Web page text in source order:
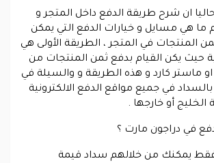
ان شرح طريقة الدفع داخل المتجر و
هي مسايل و خيارات الدفع التي يمكن
المنتجات في المتجر ، الطريقة الأولى هي
حيث يكن القيام بدفع ثمن المنتجات من
او ماستر كارد و هذه الطريقة و والسيلة في
في جميع مواقع الدفع الالكترونية
أو خارجها .
في دراجون مارت ؟
يمكنك من خلالهم سداد قيمة